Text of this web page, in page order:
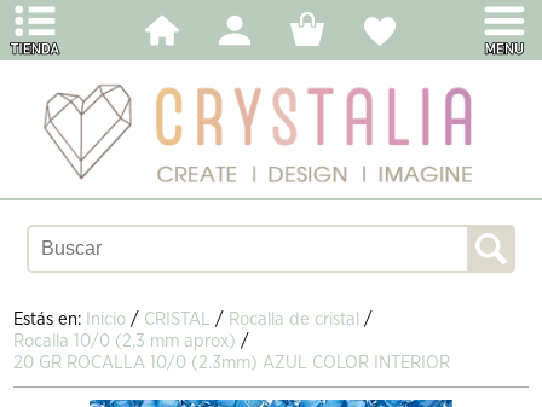
Estás en: Inicio / CRISTAL / Rocalla de cristal /
Rocalla 10/0 (2,3 mm aprox) /
20 GR ROCALLA 10/0 (2.3mm) AZUL COLOR INTERIOR